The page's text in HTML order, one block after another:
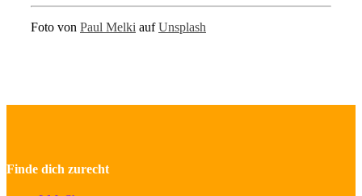
Foto von Paul Melki aufUnsplash
Finde dich zurecht